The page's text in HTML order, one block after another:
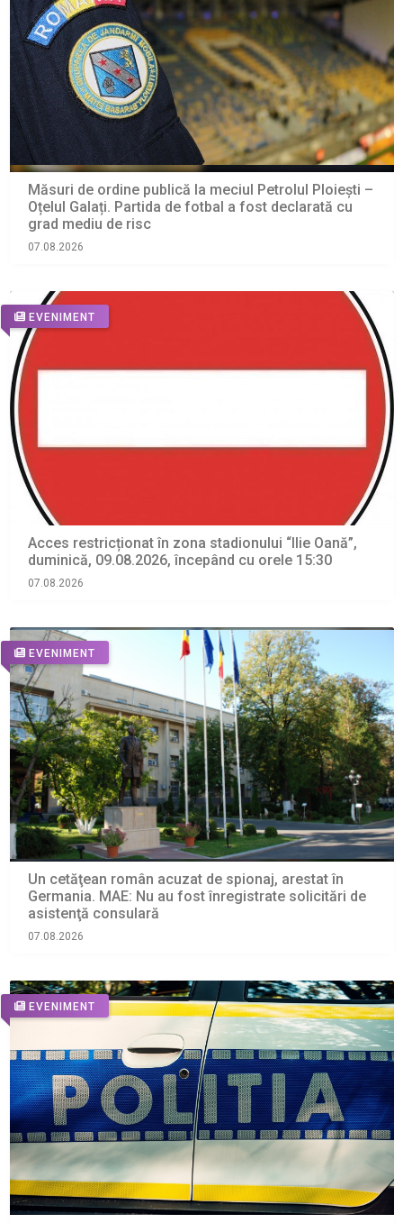
Măsuri de ordine publică la meciul Petrolul Ploiești –
Oțelul Galați. Partida de fotbal a fost declarată cu
grad mediu de risc
07.08.2026
EVENIMENT
Acces restricționat în zona stadionului “Ilie Oană”,
duminică, 09.08.2026, începând cu orele 15:30
07.08.2026
EVENIMENT
Un cetăţean român acuzat de spionaj, arestat în
Germania. MAE: Nu au fost înregistrate solicitări de
asistenţă consulară
07.08.2026
EVENIMENT